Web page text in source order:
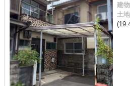
建
土